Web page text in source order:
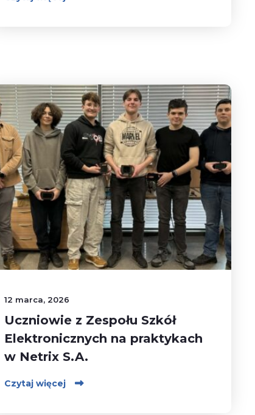
12 marca, 2026
Uczniowie z Zespołu Szkół
Elektronicznych na praktykach
w Netrix S.A.
Czytaj więcej